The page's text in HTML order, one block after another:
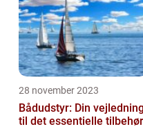
28 november 2023
Bådudstyr: Din
til det essentielle tilbehør